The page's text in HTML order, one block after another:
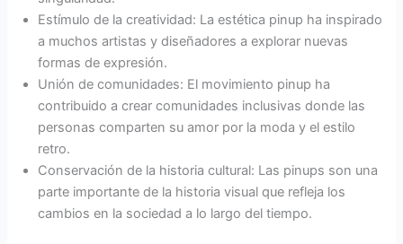
Estímulo de la creatividad: La estética pinup ha inspirado
a muchos artistas y diseñadores a explorar nuevas
formas de expresión.
Unión de comunidades: El movimiento pinup ha
contribuido a crear comunidades inclusivas donde las
personas comparten su amor por la moda y el estilo
retro.
Conservación de la historia cultural: Las pinups son una
parte importante de la historia visual que refleja los
cambios en la sociedad a lo largo del tiempo.